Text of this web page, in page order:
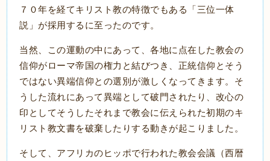
７０年を経てキリスト教の特徴でもある「三位一体
説」が採用するに至ったのです。
当然、この運動の中にあって、各地に点在した教会の
信仰がローマ帝国の権力と結びつき、正統信仰とそう
ではない異端信仰との選別が激しくなってきます。そ
うした流れにあって異端として破門されたり、改心の
印としてそうしたそれまで教会に伝えられた初期のキ
リスト教文書を破棄したりする動きが起こりました。
そして、アフリカのヒッポで行われた教会会議（西暦